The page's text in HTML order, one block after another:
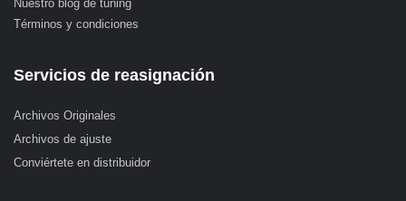
Nuestro blog de tuning
Términos y condiciones
Servicios de reasignación
Archivos Originales
Archivos de ajuste
Conviértete en distribuidor